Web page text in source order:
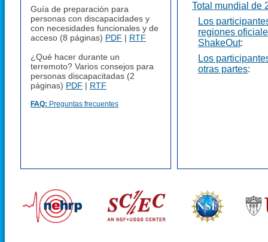
Guía de preparación para
personas con discapacidades y
con necesidades funcionales y de
acceso (8 páginas) PDF | RTF
¿Qué hacer durante un
terremoto? Varios consejos para
personas discapacitadas (2
páginas) PDF | RTF
FAQ: Preguntas frecuentes
Total mundial de
Los
regiones
ShakeOut:
Los
otras partes: